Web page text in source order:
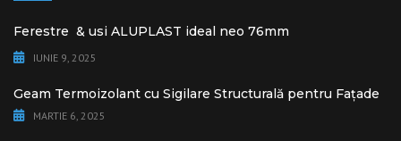
Ferestre & usi ALUPLAST ideal neo 76mm
IUNIE 9, 2025
Geam Termoizolant cu Sigilare Structurală pentru Fațade
MARTIE 6, 2025